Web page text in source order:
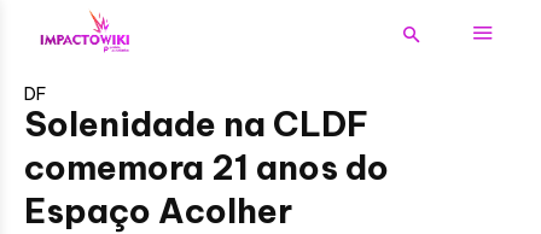
DF
Solenidade na CLDF
comemora 21 anos do
Espaço Acolher